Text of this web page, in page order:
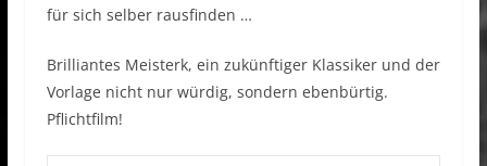
für sich selber rausfinden …
Brilliantes Meisterk, ein zukünftiger Klassiker und der
Vorlage nicht nur würdig, sondern ebenbürtig.
Pflichtfilm!